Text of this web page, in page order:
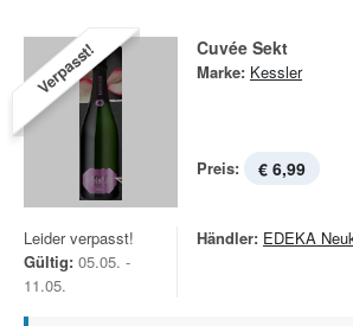
Verpasst! Cuvée Sekt
Marke: Kessler
Preis: € 6,99
Leider verpasst!
Gültig: 05.05. -
11.05.
Händler: EDEKA